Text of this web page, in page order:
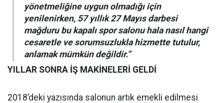
yönetmeliğine uygun olmadığı için
yenilenirken, 57 yıllık 27 Mayıs darbesi
mağduru bu kapalı spor salonu hala nasıl hangi
cesaretle ve sorumsuzlukla hizmette tutulur,
anlamak mümkün değildir.”
YILLAR SONRA İŞ MAKİNELERİ GELDİ
2018’deki yazısında salonun artık emekli edilmesi